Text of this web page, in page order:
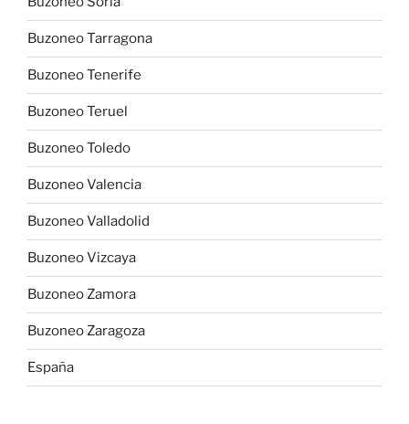
Buzoneo Tarragona
Buzoneo Tenerife
Buzoneo Teruel
Buzoneo Toledo
Buzoneo Valencia
Buzoneo Valladolid
Buzoneo Vizcaya
Buzoneo Zamora
Buzoneo Zaragoza
España